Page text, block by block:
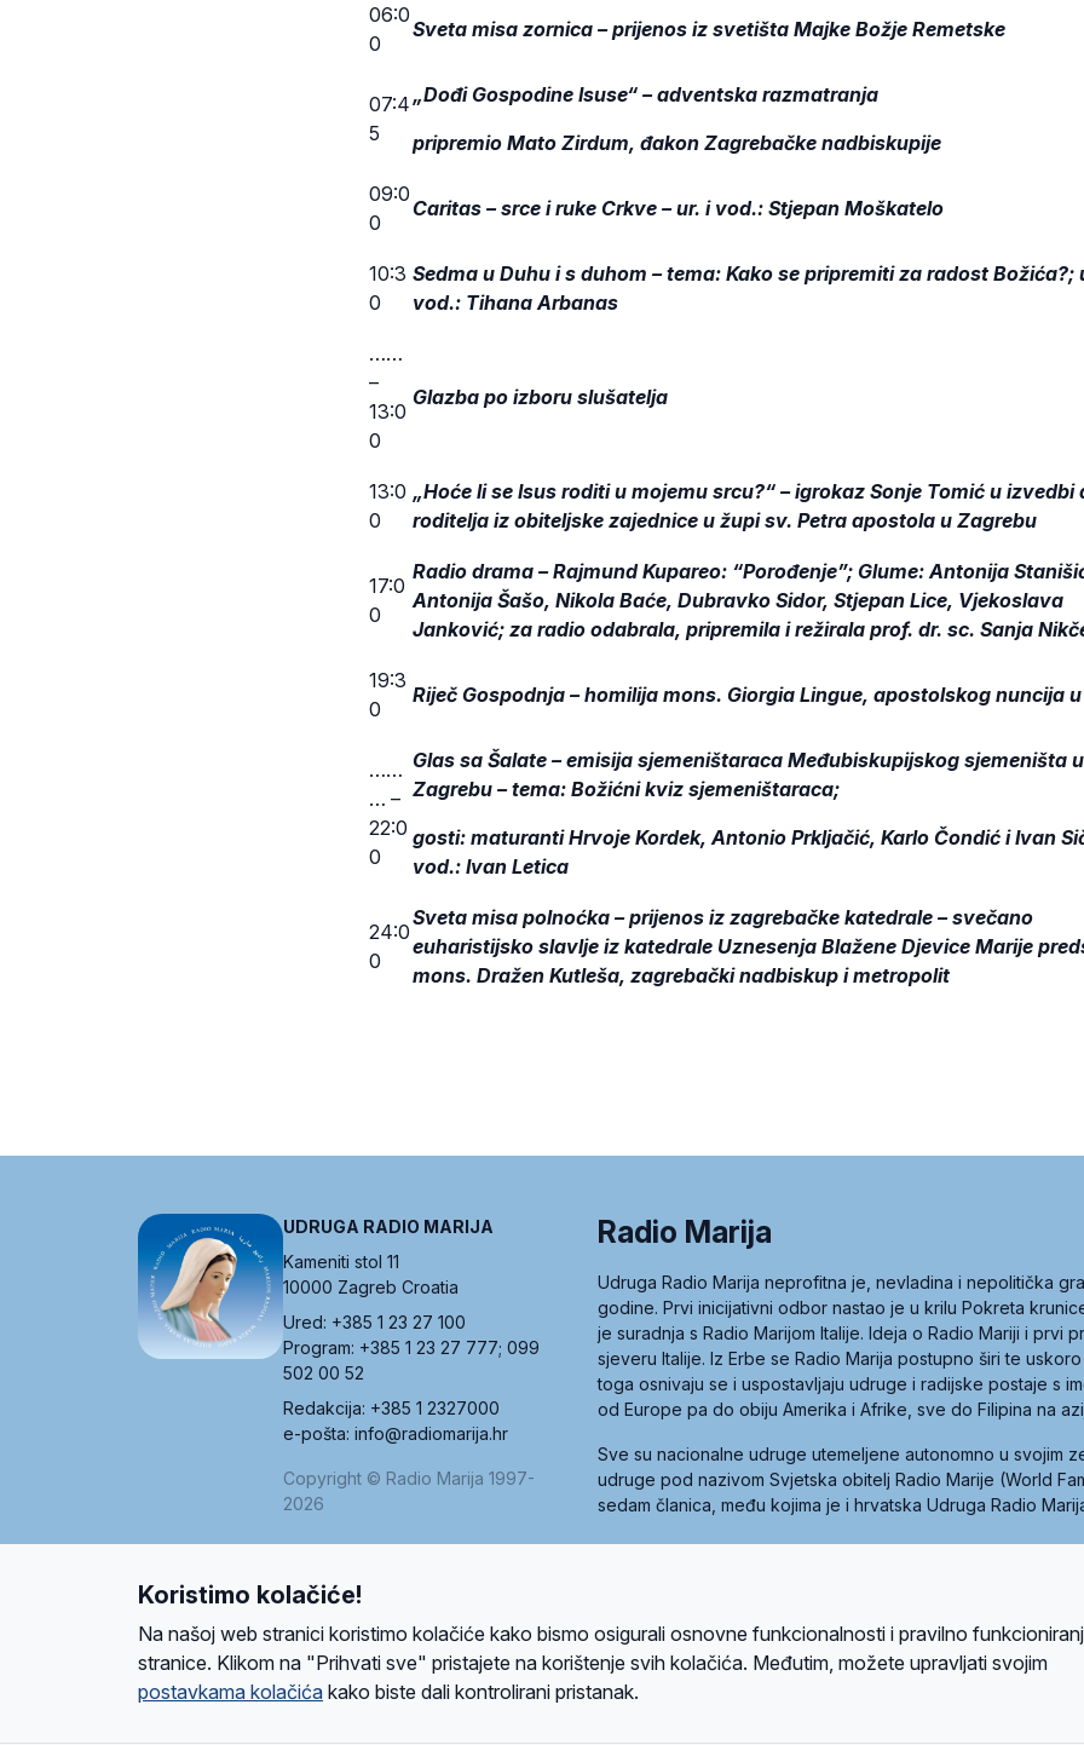
06:0
0
Sveta misa zornica – prijenos iz svetišta Majke Božje Remetske
07:4
5
„Dođi Gospodine Isuse“ – adventska razmatranja
pripremio Mato Zirdum, đakon Zagrebačke nadbiskupije
09:0
0
Caritas – srce i ruke Crkve – ur. i vod.: Stjepan Moškatelo
10:3
0
Sedma u Duhu i s duhom – tema: Kako se pripremiti za radost Božića?;
vod.: Tihana Arbanas
……
–
13:0
0
Glazba po izboru slušatelja
13:0
0
„Hoće li se Isus roditi u mojemu srcu?“ – igrokaz Sonje Tomić u izvedbi
roditelja iz obiteljske zajednice u župi sv. Petra apostola u Zagrebu
17:0
0
Radio drama – Rajmund Kupareo: “Porođenje”; Glume: Antonija
Antonija Šašo, Nikola Baće, Dubravko Sidor, Stjepan Lice, Vjekoslava
Janković; za radio odabrala, pripremila i režirala prof. dr. sc. Sanja
19:3
0
Riječ Gospodnja – homilija mons. Giorgia Lingue, apostolskog nuncija u
……
… –
22:0
0
Glas sa Šalate – emisija sjemeništaraca Međubiskupijskog sjemeništa u
Zagrebu – tema: Božićni kviz sjemeništaraca;
gosti: maturanti Hrvoje Kordek, Antonio Prkljačić, Karlo Čondić i Ivan
vod.: Ivan Letica
24:0
0
Sveta misa polnoćka – prijenos iz zagrebačke katedrale – svečano
euharistijsko slavlje iz katedrale Uznesenja Blažene Djevice Marije
mons. Dražen Kutleša, zagrebački nadbiskup i metropolit
UDRUGA RADIO MARIJA
Kameniti stol 11
10000 Zagreb Croatia
Ured: +385 1 23 27 100
Program: +385 1 23 27 777; 099
502 00 52
Redakcija: +385 1 2327000
e-pošta: info@radiomarija.hr
Copyright © Radio Marija 1997-
2026
Radio Marija
Udruga Radio Marija neprofitna je, nevladina i nepolitička
godine. Prvi inicijativni odbor nastao je u krilu Pokreta
je suradnja s Radio Marijom Italije. Ideja o Radio Mariji i prvi
sjeveru Italije. Iz Erbe se Radio Marija postupno širi te
toga osnivaju se i uspostavljaju udruge i radijske postaje s
od Europe pa do obiju Amerika i Afrike, sve do Filipina na
Sve su nacionalne udruge utemeljene autonomno u svojim
udruge pod nazivom Svjetska obitelj Radio Marije (World
sedam članica, među kojima je i hrvatska Udruga Radio
Ova stranica je zaštićena Google reCAPTCHA sustavom
Koristimo kolačiće!
Na našoj web stranici koristimo kolačiće kako bismo osigurali osnovne funkcionalnosti i pravilno
stranice. Klikom na "Prihvati sve" pristajete na korištenje svih kolačića. Međutim, možete upravljati svojim
postavkama kolačića kako biste dali kontrolirani pristanak.